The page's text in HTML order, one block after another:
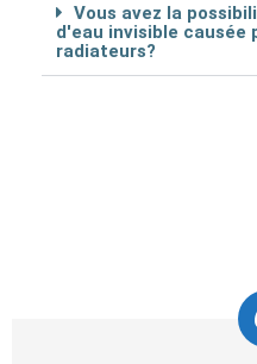
Vous avez la
d'eau invisible causée
radiateurs?